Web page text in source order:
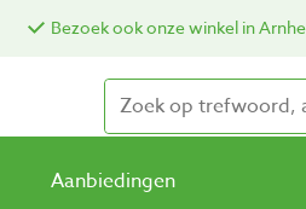
Bezoek ook onze winkel in
Aanbiedingen